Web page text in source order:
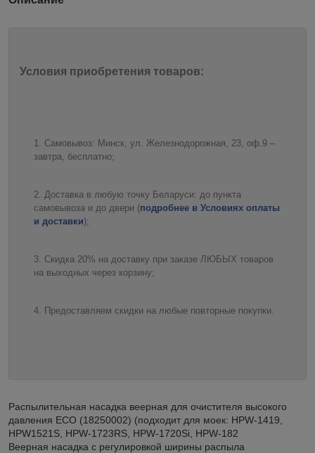
Условия приобретения товаров:
Самовывоз: Минск, ул. Железнодорожная, 23, оф.9 –
завтра, бесплатно;
Доставка в любую точку Беларуси: до пункта
самовывоза и до двери (подробнее в Условиях оплаты
и доставки);
Скидка 20% на доставку при заказе ЛЮБЫХ товаров
на выходных через корзину;
Предоставляем скидки на любые повторные покупки.
Распылительная насадка веерная для очистителя высокого
давления ECO (18250002) (подходит для моек: HPW-1419,
HPW1521S, HPW-1723RS, HPW-1720Si, HPW-182
Веерная насадка с регулировкой ширины распыла